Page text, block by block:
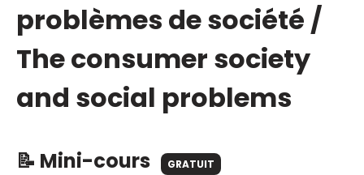
problèmes de société /
The consumer society
and social problems
📝 Mini-cours GRATUIT